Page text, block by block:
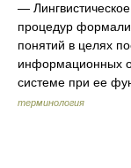
—
процедур
понятий в целях
информационных
системе при ее
терминология